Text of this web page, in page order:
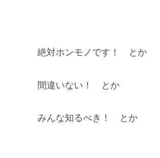
絶対ホンモノです！ とか
間違いない！ とか
みんな知るべき！ とか